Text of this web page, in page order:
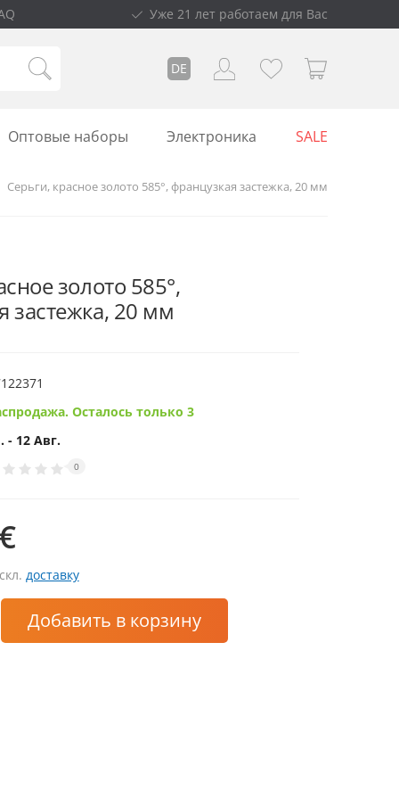
Уже 21 лет работаем для Вас
DE
Оптовые наборы Электроника SALE
Серьги, красное золото 585°, французкая застежка, 20 мм
золото 585°,
застежка, 20 мм
Осталось только 3
- 12 Авг.
0
доставку
Добавить в корзину